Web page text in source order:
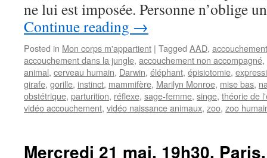
ne lui est imposée. Personne n’oblige
Continue reading →
Posted in Mon corps m'appartient | Tagged AAD, accouchement
accouchement dans la jungle, accouchement non accompagné,
animal, cerveau humain, Darwin, éléphant, épisiotomie,
girafe, gorille, instinct, mammifère, Marilyn Monroe, mise bas,
obstétrique, parturition, réflexe, sage-femme, singe, théorie de
vidéo accouchement, vidéo naissance animaux, zoo, zoo
Mercredi 21 mai, 19h30,